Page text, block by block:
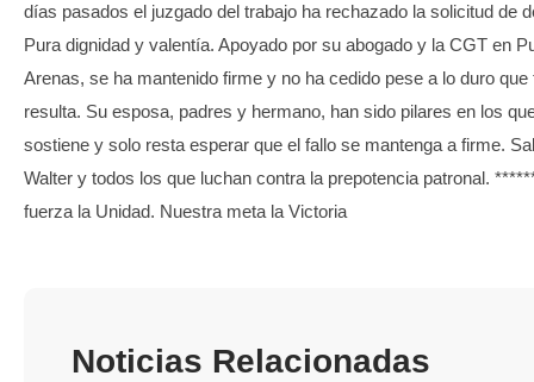
días pasados el juzgado del trabajo ha rechazado la solicitud de
Pura dignidad y valentía. Apoyado por su abogado y la CGT en
Arenas, se ha mantenido firme y no ha cedido pese a lo duro que
resulta. Su esposa, padres y hermano, han sido pilares en los
sostiene y solo resta esperar que el fallo se mantenga a firme.
Walter y todos los que luchan contra la prepotencia patronal.
fuerza la Unidad. Nuestra meta la Victoria
Noticias Relacionadas